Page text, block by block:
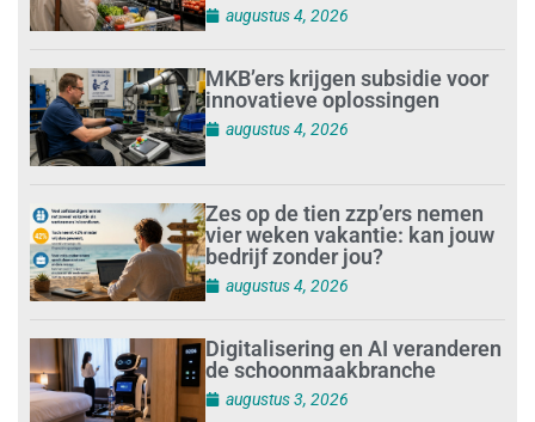
augustus 4, 2026
MKB’ers krijgen subsidie voor
innovatieve oplossingen
augustus 4, 2026
Zes op de tien zzp’ers nemen
vier weken vakantie: kan jouw
bedrijf zonder jou?
augustus 4, 2026
Digitalisering en AI veranderen
de schoonmaakbranche
augustus 3, 2026